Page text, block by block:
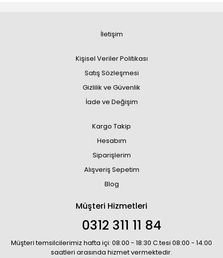
İletişim
Kişisel Veriler Politikası
Satış Sözleşmesi
Gizlilik ve Güvenlik
İade ve Değişim
Kargo Takip
Hesabım
Siparişlerim
Alışveriş Sepetim
Blog
Müşteri Hizmetleri
0312 311 11 84
Müşteri temsilcilerimiz hafta içi: 08:00 - 18:30 C.tesi 08:00 - 14:00
saatleri arasında hizmet vermektedir.